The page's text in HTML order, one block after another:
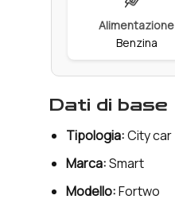
Alimentazione
Benzina
dati di base
Tipologia:City car
Marca:Smart
Modello:Fortwo